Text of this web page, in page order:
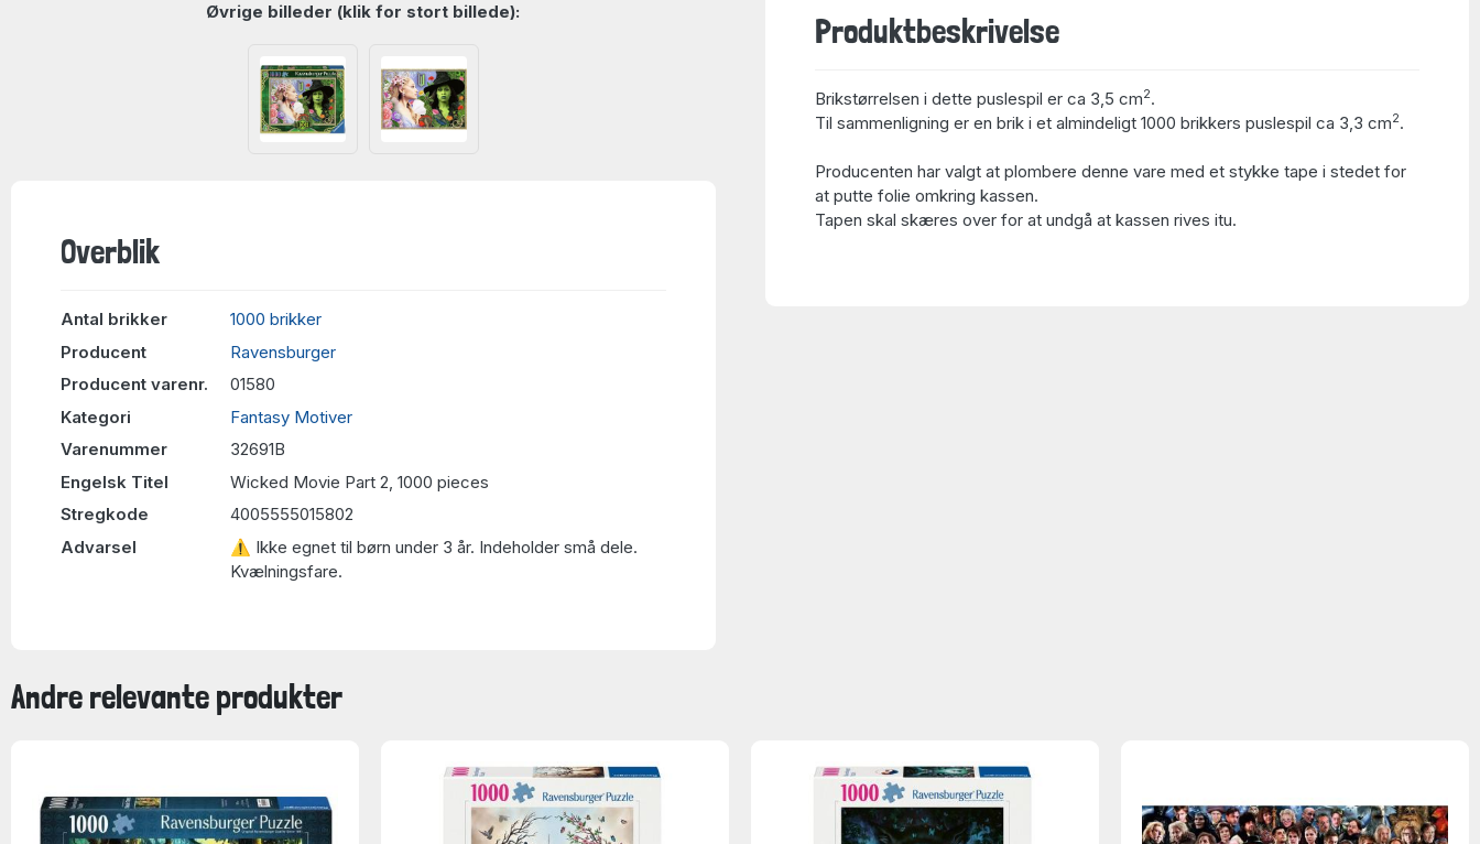
Øvrige billeder (klik for stort billede):
Overblik
Antal brikker
1000 brikker
Producent
Ravensburger
Producent varenr.
01580
Kategori
Fantasy Motiver
Varenummer
32691B
Engelsk Titel
Wicked Movie Part 2, 1000 pieces
Stregkode
4005555015802
Advarsel
⚠ Ikke egnet til børn under 3 år. Indeholder små dele.
Kvælningsfare.
Produktbeskrivelse
Brikstørrelsen i dette puslespil er ca 3,5 cm2.
Til sammenligning er en brik i et almindeligt 1000 brikkers puslespil ca 3,3 cm2.
Producenten har valgt at plombere denne vare med et stykke tape i stedet for
at putte folie omkring kassen.
Tapen skal skæres over for at undgå at kassen rives itu.
Andre relevante produkter